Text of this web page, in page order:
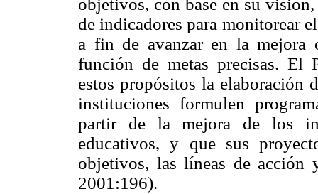
objetivos, con base en su
de indicadores para monitorear
a fin de avanzar en la mejora
función de metas precisas. El
estos propósitos la elaboración
instituciones formulen
partir de la mejora de los
educativos, y que sus
objetivos, las líneas de acción
2001:196).